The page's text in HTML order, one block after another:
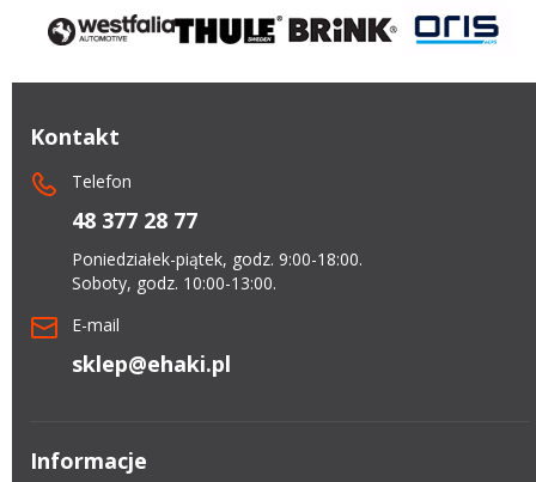
Kontakt
Telefon
48 377 28 77
Poniedziałek-piątek, godz. 9:00-18:00.
Soboty, godz. 10:00-13:00.
E-mail
sklep@ehaki.pl
Informacje